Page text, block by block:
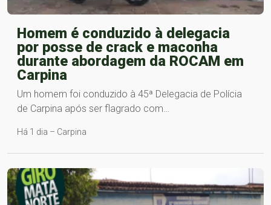
Homem é conduzido à delegacia
por posse de crack e maconha
durante abordagem da ROCAM em
Carpina
Um homem foi conduzido à 45ª Delegacia de Polícia
de Carpina após ser flagrado com…
Há 1 dia – Carpina